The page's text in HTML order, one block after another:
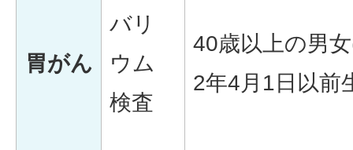
胃がん
バリ
ウム
検査
40歳以上の男
2年4月1日以前